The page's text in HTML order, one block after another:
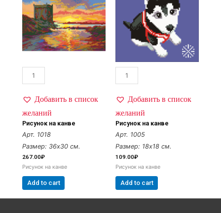
Добавить в список
желаний
Рисунок на канве
Арт. 1018
Размер: 36х30 см.
267.00₽
Рисунок на канве
Add to cart
Добавить в список
желаний
Рисунок на канве
Арт. 1005
Размер: 18х18 см.
109.00₽
Рисунок на канве
Add to cart